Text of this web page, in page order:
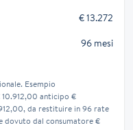
€ 13.272
96 mesi
Esempio
anticipo €
da restituire in 96 rate
dovuto dal consumatore €